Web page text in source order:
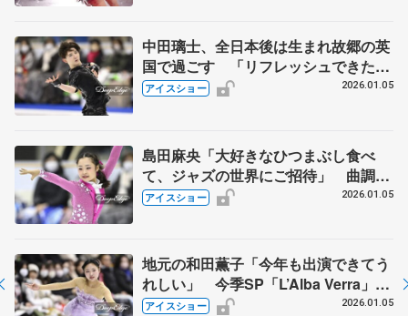
中田璃士、全日本後は生まれ故郷の英
国で過ごす 「リフレッシュできた。
世界ジュニアに向けて頑張る」【名古
アイスショー 2026.01.05
島田麻央「大好きなひつまぶし食べ
て、ジャズの世界にご招待」 曲調に
合わせて軽快な滑りで魅了、コメント
アイスショー 2026.01.05
地元の和田薫子「今年も出演できてう
れしい」 今季SP「L’Alba Verra」を
情感豊かに滑る【名古屋フィギュアス
アイスショー 2026.01.05